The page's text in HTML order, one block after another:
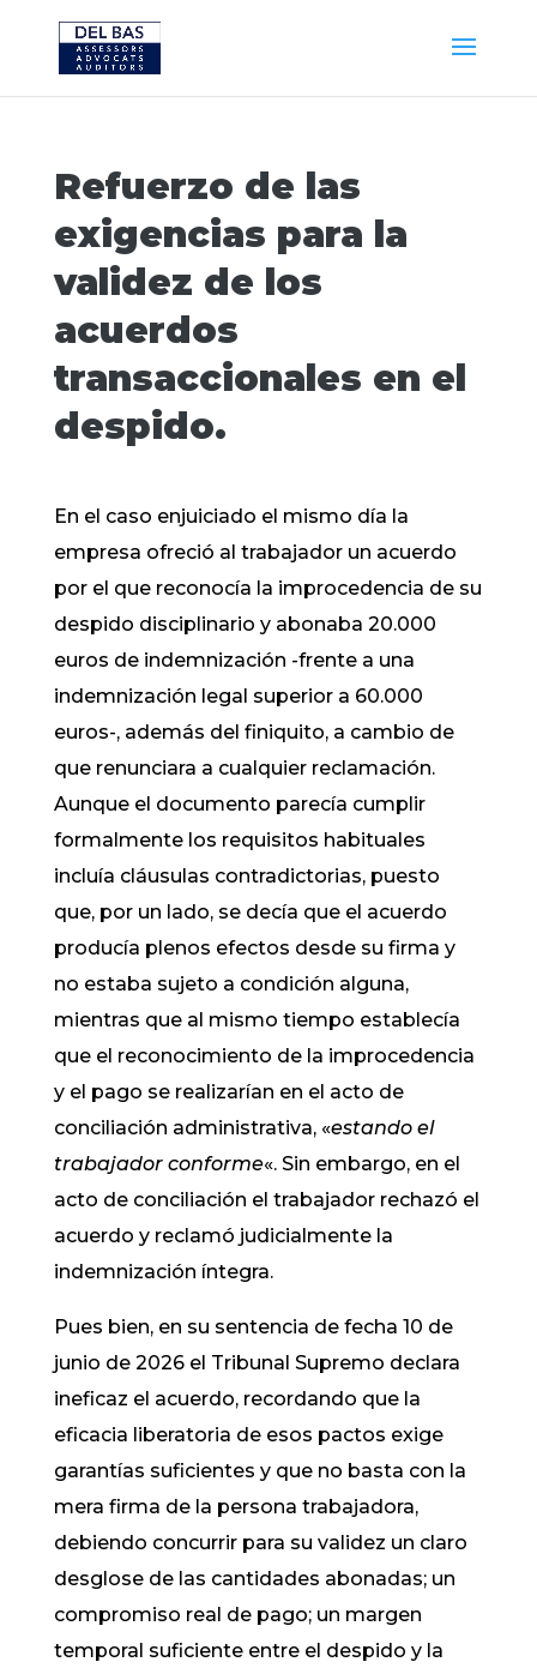
Refuerzo de las
exigencias para la
validez de los
acuerdos
transaccionales en el
despido.
En el caso enjuiciado el mismo día la
empresa ofreció al trabajador un acuerdo
por el que reconocía la improcedencia de su
despido disciplinario y abonaba 20.000
euros de indemnización -frente a una
indemnización legal superior a 60.000
euros-, además del finiquito, a cambio de
que renunciara a cualquier reclamación.
Aunque el documento parecía cumplir
formalmente los requisitos habituales
incluía cláusulas contradictorias, puesto
que, por un lado, se decía que el acuerdo
producía plenos efectos desde su firma y
no estaba sujeto a condición alguna,
mientras que al mismo tiempo establecía
que el reconocimiento de la improcedencia
y el pago se realizarían en el acto de
conciliación administrativa, «estando el
trabajador conforme«. Sin embargo, en el
acto de conciliación el trabajador rechazó el
acuerdo y reclamó judicialmente la
indemnización íntegra.
Pues bien, en su sentencia de fecha 10 de
junio de 2026 el Tribunal Supremo declara
ineficaz el acuerdo, recordando que la
eficacia liberatoria de esos pactos exige
garantías suficientes y que no basta con la
mera firma de la persona trabajadora,
debiendo concurrir para su validez un claro
desglose de las cantidades abonadas; un
compromiso real de pago; un margen
temporal suficiente entre el despido y la